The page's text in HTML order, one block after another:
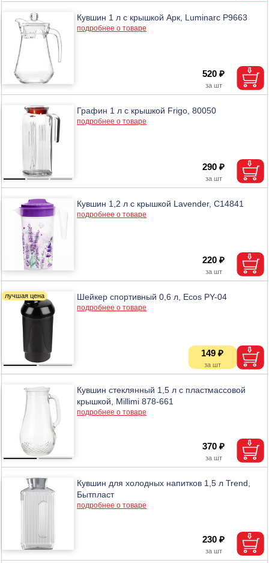
Кувшин 1 л с крышкой Арк, Luminarc Р9663
подробнее о товаре
520 ₽
Графин 1 л с крышкой Frigo, 80050
подробнее о товаре
290 ₽
Кувшин 1,2 л с крышкой Lavender, С14841
подробнее о товаре
220 ₽
Шейкер спортивный 0,6 л, Ecos PY-04
подробнее о товаре
149 ₽
Кувшин стеклянный 1,5 л с пластмассовой
крышкой, Millimi 878-661
подробнее о товаре
370 ₽
Кувшин для холодных напитков 1,5 л Trend,
Бытпласт
подробнее о товаре
230 ₽